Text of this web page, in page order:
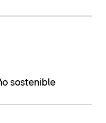
sostenible